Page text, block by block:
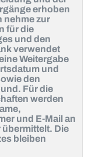
erhoben
nehme zur
für die
und den
verwendet
Weitergabe
und
den
Für die
werden
und E-Mail an
übermittelt. Die
bleiben